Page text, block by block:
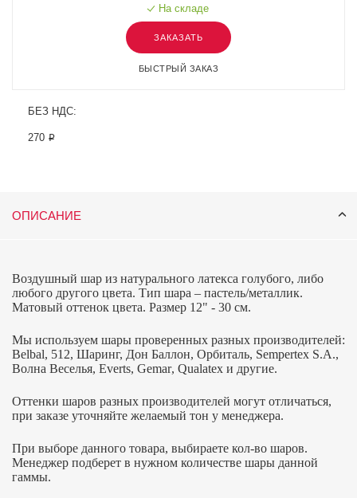
На складе
ЗАКАЗАТЬ
БЫСТРЫЙ ЗАКАЗ
БЕЗ НДС:
270 ₽
ОПИСАНИЕ
Воздушный шар из натурального латекса голубого, либо
любого другого цвета. Тип шара – пастель/металлик.
Матовый оттенок цвета. Размер 12" - 30 см.
Мы используем шары проверенных разных производителей:
Belbal, 512, Шаринг, Дон Баллон, Орбиталь, Sempertex S.A.,
Волна Веселья, Everts, Gemar, Qualatex и другие.
Оттенки шаров разных производителей могут отличаться,
при заказе уточняйте желаемый тон у менеджера.
При выборе данного товара, выбираете кол-во шаров.
Менеджер подберет в нужном количестве шары данной
гаммы.